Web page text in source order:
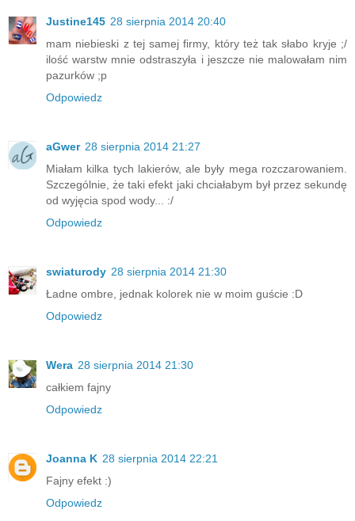
Justine145 28 sierpnia 2014 20:40
mam niebieski z tej samej firmy, który też tak słabo kryje ;/
ilość warstw mnie odstraszyła i jeszcze nie malowałam nim
pazurków ;p
Odpowiedz
aGwer 28 sierpnia 2014 21:27
Miałam kilka tych lakierów, ale były mega rozczarowaniem.
Szczególnie, że taki efekt jaki chciałabym był przez sekundę
od wyjęcia spod wody... :/
Odpowiedz
swiaturody 28 sierpnia 2014 21:30
Ładne ombre, jednak kolorek nie w moim guście :D
Odpowiedz
Wera 28 sierpnia 2014 21:30
całkiem fajny
Odpowiedz
Joanna K 28 sierpnia 2014 22:21
Fajny efekt :)
Odpowiedz